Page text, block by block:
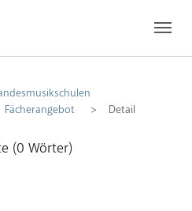
Fächerangebot Detail
(0 Wörter)